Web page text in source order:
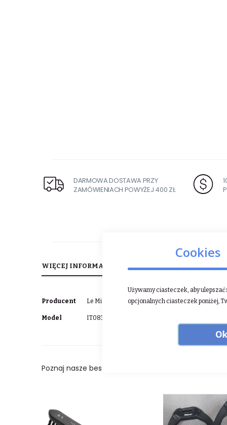
DARMOWA DOSTAWA PRZY
ZAMÓWIENIACH POWYŻEJ 400 ZŁ
WIĘCEJ INFORMACJI
Więcej
Producent Le Mieux
Model IT08363
Poznaj nasze bestsellery:
Cookies
Używamy ciasteczek, aby
opcjonalnych ciasteczek poniżej,